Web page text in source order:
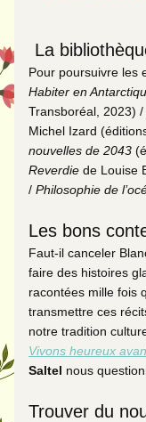
La
Habiter en
Transboréal, 2023) /
Michel Izard
nouvelles de 2043
Reverdie de Louise
/ Philosophie de
Faut-il canceler
faire des histoires
racontées mille fois
transmettre ces
Vivons heureux
Saltel nous
Trouver du